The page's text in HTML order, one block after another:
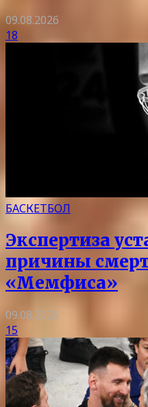
09.08.2026
18
БАСКЕТБОЛ
Экспертиза
причины
«Мемфиса»
09.08.2026
15